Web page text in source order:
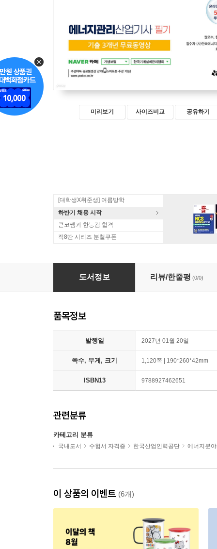
미리보기 사이즈비교 공유하기
[대학생X취준생] 여름방학
하반기 채용 시작
큰코쌤과 한능검 합격
직8딴 시리즈 분철쿠폰
2027 에너지관리산업기사 필기+기출 3개년 무
도서정보 리뷰/한줄평 (0/0)
품목정보
발행일 2027년 01월 20일
쪽수, 무게, 크기 1,120쪽 | 190*260*42mm
ISBN13 9788927462651
관련분류
카테고리 분류
국내도서 수험서 자격증 한국산업인력공단 에너지분야
이 상품의 이벤트 (6개)